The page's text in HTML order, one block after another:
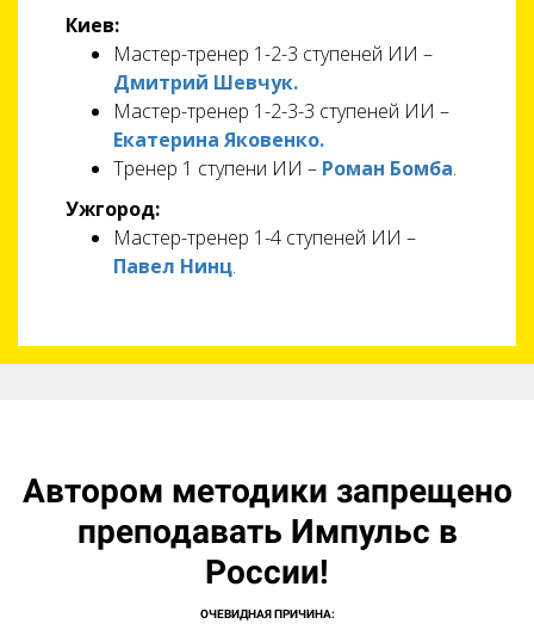
Киев:
Мастер-тренер 1-2-3 ступеней ИИ –
Дмитрий Шевчук.
Мастер-тренер 1-2-3-3 ступеней ИИ –
Екатерина Яковенко.
Тренер 1 ступени ИИ – Роман Бомба.
Ужгород:
Мастер-тренер 1-4 ступеней ИИ –
Павел Нинц.
Автором методики запрещено
преподавать Импульс в
России!
ОЧЕВИДНАЯ ПРИЧИНА: